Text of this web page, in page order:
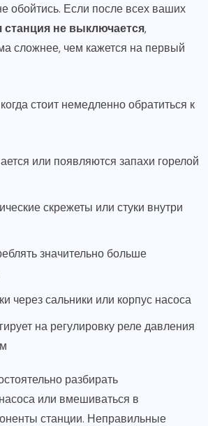
обойтись. Если после всех ваших
станция не выключается,
сложнее, чем кажется на первый
стоит немедленно обратиться к
или появляются запахи горелой
скрежеты или стуки внутри
значительно больше
через сальники или корпус насоса
на регулировку реле давления
разбирать
или вмешиваться в
станции. Неправильные